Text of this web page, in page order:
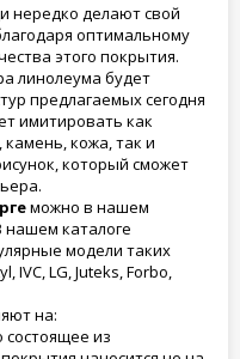
нередко делают свой
оптимальному
этого покрытия.
линолеума будет
предлагаемых сегодня
имитировать как
кожа, так и
который сможет
можно в нашем
нашем каталоге
модели таких
IVC, LG, Juteks, Forbo,
на:
из